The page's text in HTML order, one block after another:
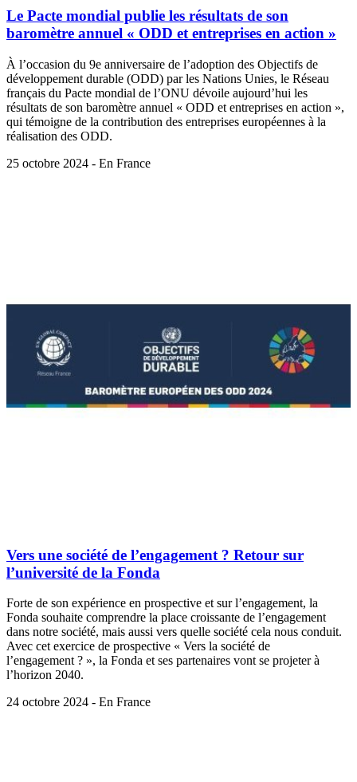
Le Pacte mondial publie les résultats de son
baromètre annuel « ODD et entreprises en action »
À l’occasion du 9e anniversaire de l’adoption des Objectifs de
développement durable (ODD) par les Nations Unies, le Réseau
français du Pacte mondial de l’ONU dévoile aujourd’hui les
résultats de son baromètre annuel « ODD et entreprises en action »,
qui témoigne de la contribution des entreprises européennes à la
réalisation des ODD.
25 octobre 2024 - En France
Vers une société de l’engagement ? Retour sur
l’université de la Fonda
Forte de son expérience en prospective et sur l’engagement, la
Fonda souhaite comprendre la place croissante de l’engagement
dans notre société, mais aussi vers quelle société cela nous conduit.
Avec cet exercice de prospective « Vers la société de
l’engagement ? », la Fonda et ses partenaires vont se projeter à
l’horizon 2040.
24 octobre 2024 - En France